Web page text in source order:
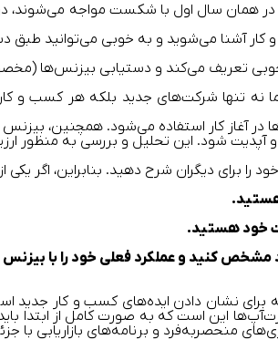
50 درصد کسب‌ و کارهای کوچک در همان سال اول با
آشنا می‌شوید و به ‌خوبی می‌توانید
تعریف می‌کند و دستیابی بیزنس‌ها
نه‌ تنها شرکت‌های جدید بلکه هر کسب‌
آغاز کار استفاده می‌شود. همچنین،
آپدیت شود. این تحلیل ‌و بررسی به‌ منظور
برای دیگران شرح دهید. بنابراین، اگر
هستید.
خود هستید.
کنید و عملکرد فعلی خود را با بیزنس
نشان‌ دادن ایده‌های کسب ‌و‌ کار جدید
این است که به‌ صورت کامل از
منحصربه‌فرد و برنامه‌های بازاریابی با